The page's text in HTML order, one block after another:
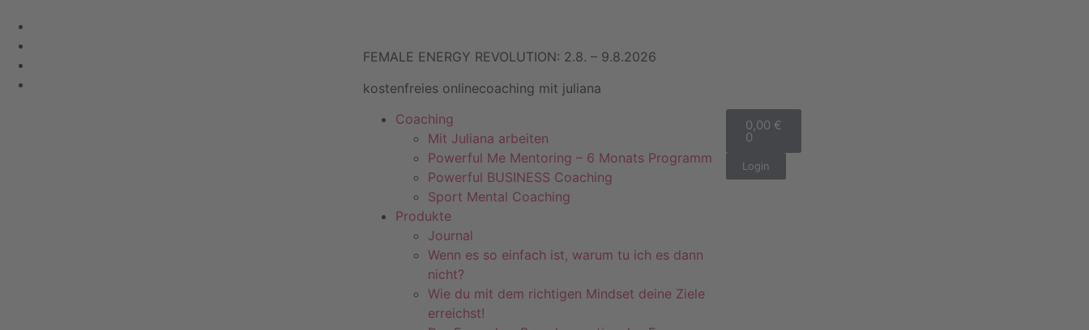
FEMALE ENERGY REVOLUTION: 2.8. – 9.8.2026
kostenfreies onlinecoaching mit juliana
Coaching
Mit Juliana arbeiten
Powerful Me Mentoring – 6 Monats Programm
Powerful BUSINESS Coaching
Sport Mental Coaching
Produkte
Journal
Wenn es so einfach ist, warum tu ich es dann
nicht?
Wie du mit dem richtigen Mindset deine Ziele
erreichst!
0,00 €
0
Login